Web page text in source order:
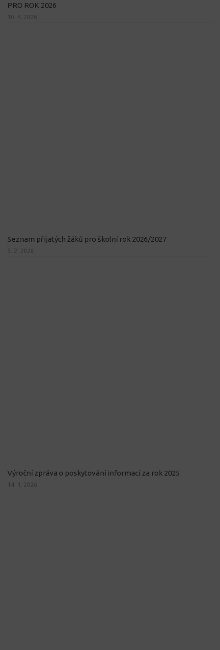
PRO ROK 2026
10. 4. 2026
Seznam přijatých žáků pro školní rok 2026/2027
5. 2. 2026
Výroční zpráva o poskytování informací za rok 2025
14. 1. 2026